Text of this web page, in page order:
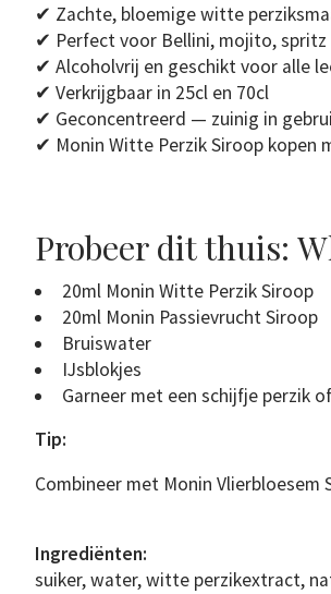
✔ Zachte, bloemige witte
✔ Perfect voor Bellini, mojito, spritz
✔ Alcoholvrij en geschikt voor alle
✔ Verkrijgbaar in 25cl en 70cl
✔ Geconcentreerd — zuinig in
✔ Monin Witte Perzik Siroop kopen
Probeer dit thuis:
20ml Monin Witte Perzik Siroop
20ml Monin Passievrucht Siroop
Bruiswater
IJsblokjes
Garneer met een schijfje perzik
Tip:
Combineer met Monin
Ingrediënten:
suiker, water, witte perzikextract,